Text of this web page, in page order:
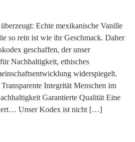
Echte mexikanische Vanille
so rein ist wie ihr Geschmack. Daher
geschaffen, der unser
Nachhaltigkeit, ethisches
widerspiegelt.
Integrität Menschen im
Garantierte Qualität Eine
Unser Kodex ist nicht […]